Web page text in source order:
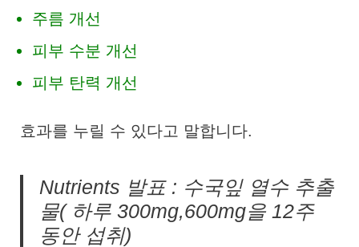
주름 개선
피부 수분 개선
피부 탄력 개선
효과를 누릴 수 있다고 말합니다.
Nutrients 발표 : 수국잎 열수 추출
물( 하루 300mg,600mg을 12주
동안 섭취)